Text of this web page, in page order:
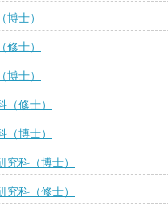
博士）
修士）
博士）
（修士）
（博士）
究科（博士）
究科（修士）